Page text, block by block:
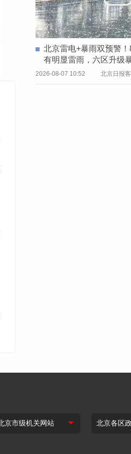
北京雷电+暴雨双预警
有明显雷雨，六区升级
2026-08-07 10:52 北京日报